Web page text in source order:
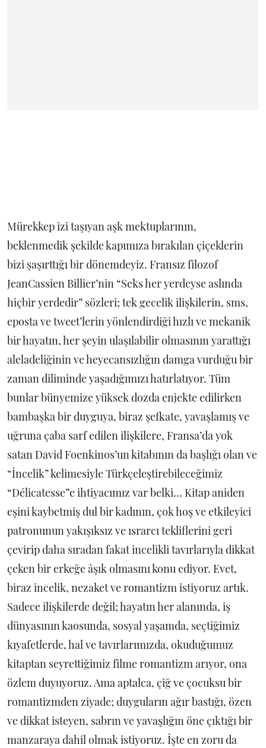
Mürekkep izi taşıyan aşk mektuplarının,
beklenmedik şekilde kapımıza bırakılan çiçeklerin
bizi şaşırttığı bir dönemdeyiz. Fransız filozof
JeanCassien Billier’nin “Seks her yerdeyse aslında
hiçbir yerdedir” sözleri; tek gecelik ilişkilerin, sms,
eposta ve tweet’lerin yönlendirdiği hızlı ve mekanik
bir hayatın, her şeyin ulaşılabilir olmasının yarattığı
aleladeliğinin ve heyecansızlığın damga vurduğu bir
zaman diliminde yaşadığımızı hatırlatıyor. Tüm
bunlar bünyemize yüksek dozda enjekte edilirken
bambaşka bir duyguya, biraz şefkate, yavaşlamış ve
uğruna çaba sarf edilen ilişkilere, Fransa’da yok
satan David Foenkinos’un kitabının da başlığı olan ve
“İncelik” kelimesiyle Türkçeleştirebileceğimiz
“Délicatesse”e ihtiyacımız var belki… Kitap aniden
eşini kaybetmiş dul bir kadının, çok hoş ve etkileyici
patronunun yakışıksız ve ısrarcı tekliflerini geri
çevirip daha sıradan fakat incelikli tavırlarıyla dikkat
çeken bir erkeğe âşık olmasını konu ediyor. Evet,
biraz incelik, nezaket ve romantizm istiyoruz artık.
Sadece ilişkilerde değil; hayatın her alanında, iş
dünyasının kaosunda, sosyal yaşamda, seçtiğimiz
kıyafetlerde, hal ve tavırlarımızda, okuduğumuz
kitaptan seyrettiğimiz filme romantizm arıyor, ona
özlem duyuyoruz. Ama aptalca, çiğ ve çocuksu bir
romantizmden ziyade; duyguların ağır bastığı, özen
ve dikkat isteyen, sabrın ve yavaşlığın öne çıktığı bir
manzaraya dahil olmak istiyoruz. İşte en zoru da